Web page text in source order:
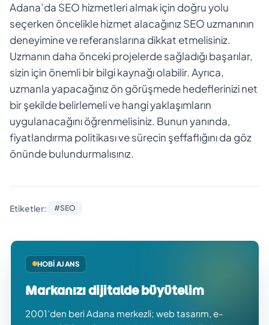
Adana’da SEO hizmetleri almak için doğru yolu
seçerken öncelikle hizmet alacağınız SEO uzmanının
deneyimine ve referanslarına dikkat etmelisiniz.
Uzmanın daha önceki projelerde sağladığı başarılar,
sizin için önemli bir bilgi kaynağı olabilir. Ayrıca,
uzmanla yapacağınız ön görüşmede hedeflerinizi net
bir şekilde belirlemeli ve hangi yaklaşımların
uygulanacağını öğrenmelisiniz. Bunun yanında,
fiyatlandırma politikası ve sürecin şeffaflığını da göz
önünde bulundurmalısınız.
Etiketler: #SEO
HOBI AJANS
Markanızı dijitalde büyütelim
2001’den beri Adana merkezli; web tasarım, e-